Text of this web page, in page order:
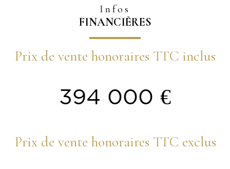
Infos
FINANCIÈRES
Prix de vente honoraires TTC inclus
394 000 €
Prix de vente honoraires TTC exclus